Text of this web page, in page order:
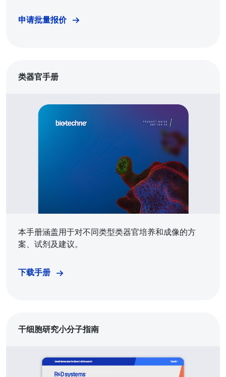
申请批量报价
类器官手册
本手册涵盖用于对不同类型类器官培养和成像的方
案、试剂及建议。
下载手册
干细胞研究小分子指南